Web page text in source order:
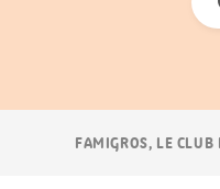
FAMIGROS, LE